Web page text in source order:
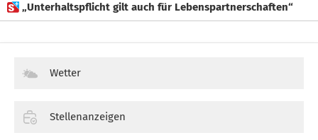
 „Unterhaltspflicht gilt auch für Lebenspartnerschaften“
Wetter
Stellenanzeigen